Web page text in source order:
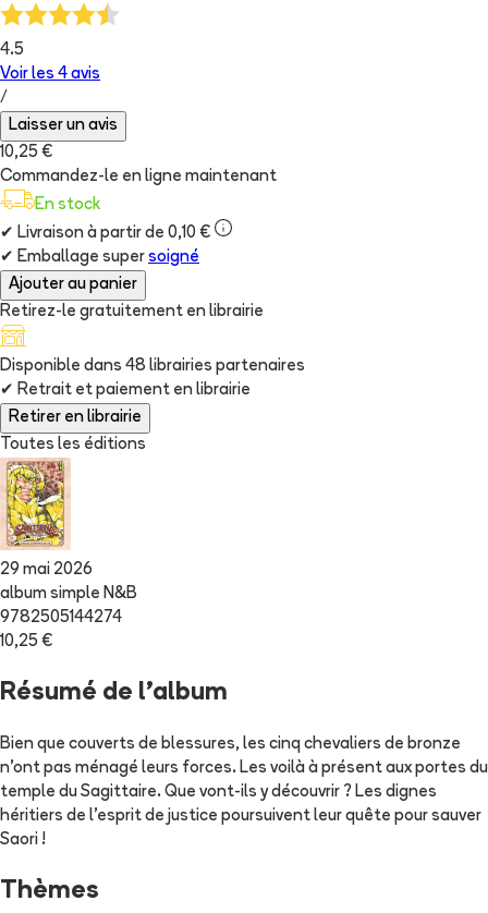
4.5
Voir les 4 avis
/
Laisser un avis
10,25 €
Commandez-le en ligne maintenant
En stock
✔ Livraison à partir de 0,10 €
✔ Emballage super soigné
Ajouter au panier
Retirez-le gratuitement en librairie
Disponible dans 48 librairies partenaires
✔ Retrait et paiement en librairie
Retirer en librairie
Toutes les éditions
29 mai 2026
album simple N&B
9782505144274
10,25 €
Résumé de l'album
Bien que couverts de blessures, les cinq chevaliers de bronze
n'ont pas ménagé leurs forces. Les voilà à présent aux portes du
temple du Sagittaire. Que vont-ils y découvrir ? Les dignes
héritiers de l'esprit de justice poursuivent leur quête pour sauver
Saori !
Thèmes